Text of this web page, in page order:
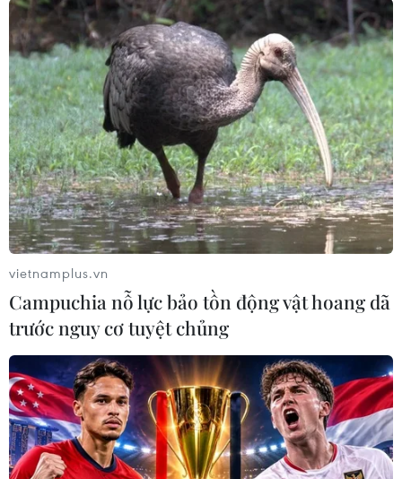
vietnamplus.vn
Campuchia nỗ lực bảo tồn động vật hoang dã
trước nguy cơ tuyệt chủng